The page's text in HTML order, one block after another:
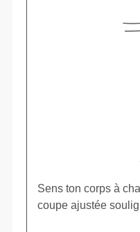
Sens ton corps à
coupe ajustée